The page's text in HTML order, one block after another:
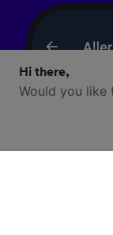
Hi there,
Would you like